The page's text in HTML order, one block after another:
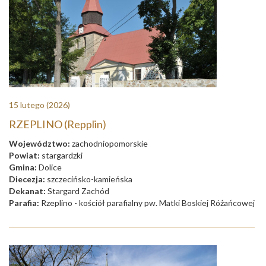
15 lutego (2026)
RZEPLINO (Repplin)
Województwo: zachodniopomorskie
Powiat: stargardzki
Gmina: Dolice
Diecezja: szczecińsko-kamieńska
Dekanat: Stargard Zachód
Parafia: Rzeplino - kościół parafialny pw. Matki Boskiej Różańcowej